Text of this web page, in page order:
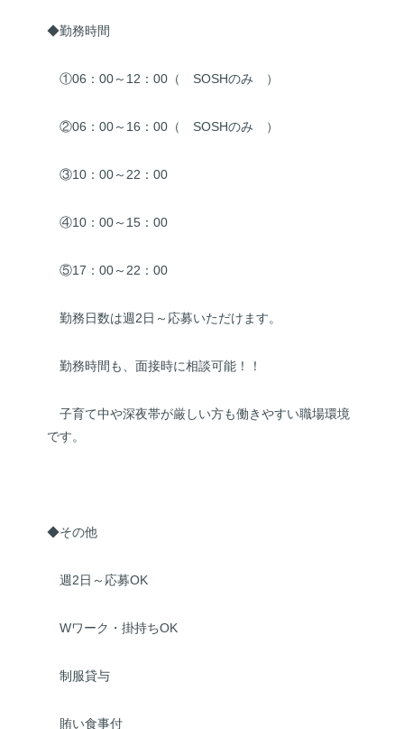
◆勤務時間
①06：00～12：00（ SOSHのみ ）
②06：00～16：00（ SOSHのみ ）
③10：00～22：00
④10：00～15：00
⑤17：00～22：00
勤務日数は週2日～応募いただけます。
勤務時間も、面接時に相談可能！！
子育て中や深夜帯が厳しい方も働きやすい職場環境
です。
◆その他
週2日～応募OK
Wワーク・掛持ちOK
制服貸与
賄い食事付